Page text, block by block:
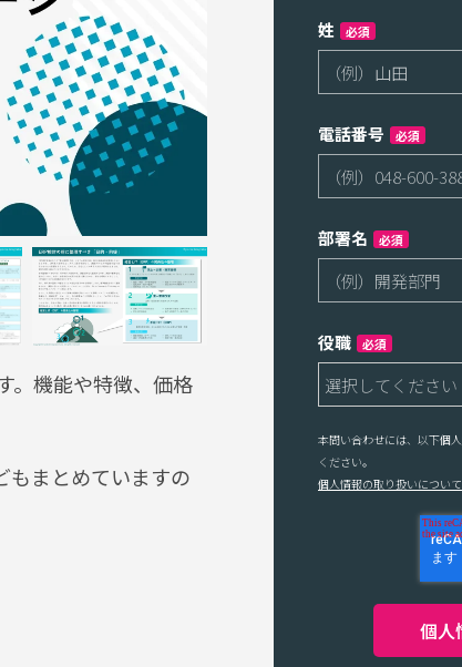
。機能や特徴、価格
もまとめていますの
姓 必須
電話番号 必須
部署名 必須
役職 必須
本問い合わせには、以下個
ください。
個人情報の取り扱いについて